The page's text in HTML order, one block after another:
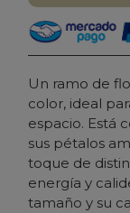
Un ramo de
color, ideal
espacio. Está
sus pétalos
toque de
energía y
tamaño y su